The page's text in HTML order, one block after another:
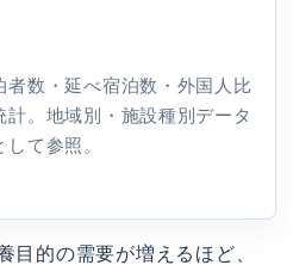
数・延べ宿泊数・外国人比
。地域別・施設種別データ
て参照。
目的の需要が増えるほど、